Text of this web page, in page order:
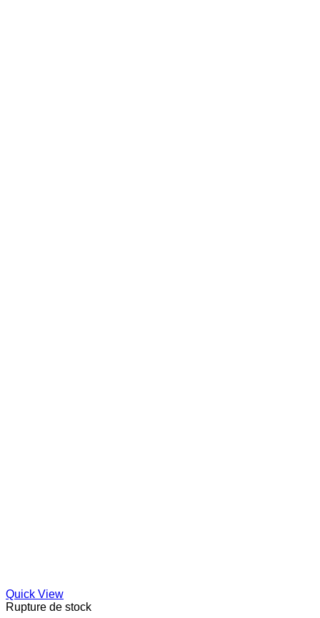
Quick View
Rupture de stock